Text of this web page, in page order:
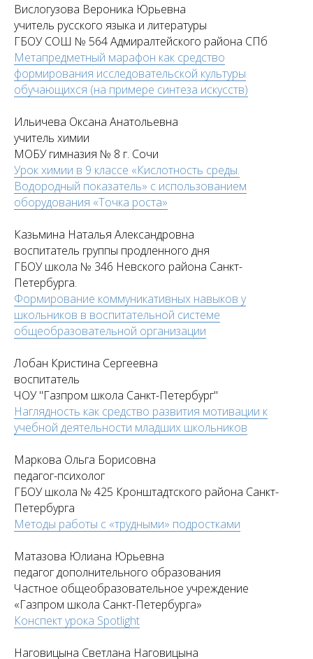
Вислогузова Вероника Юрьевна
учитель русского языка и литературы
ГБОУ СОШ № 564 Адмиралтейского района СПб
Метапредметный марафон как средство
формирования исследовательской культуры
обучающихся (на примере синтеза искусств)
Ильичева Оксана Анатольевна
учитель химии
МОБУ гимназия № 8 г. Сочи
Урок химии в 9 классе «Кислотность среды.
Водородный показатель» с использованием
оборудования «Точка роста»
Казьмина Наталья Александровна
воспитатель группы продленного дня
ГБОУ школа № 346 Невского района Санкт-
Петербурга.
Формирование коммуникативных навыков у
школьников в воспитательной системе
общеобразовательной организации
Лобан Кристина Сергеевна
воспитатель
ЧОУ "Газпром школа Санкт-Петербург"
Наглядность как средство развития мотивации к
учебной деятельности младших школьников
Маркова Ольга Борисовна
педагог-психолог
ГБОУ школа № 425 Кронштадтского района Санкт-
Петербурга
Методы работы с «трудными» подростками
Матазова Юлиана Юрьевна
педагог дополнительного образования
Частное общеобразовательное учреждение
«Газпром школа Санкт-Петербурга»
Конспект урока Spotlight
Наговицына Светлана Наговицына